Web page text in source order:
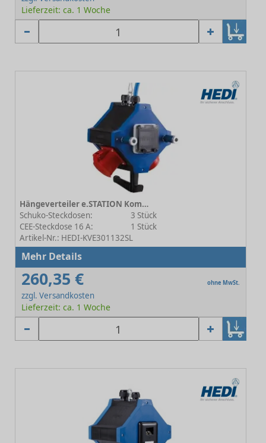
Lieferzeit: ca. 1 Woche
Hängeverteiler e.STATION Kombi Energie / Druckluft 9.5
Schuko-Steckdosen:
3 Stück
CEE-Steckdose 16 A:
1 Stück
Artikel-Nr.: HEDI-KVE301132SL
Mehr Details
260,35 € ohne MwSt.
zzgl. Versandkosten
Lieferzeit: ca. 1 Woche